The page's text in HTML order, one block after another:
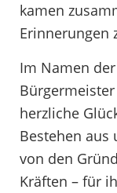
kamen
Erinnerungen
Im Namen
herzliche
Bestehen aus
von den
Kräften – für